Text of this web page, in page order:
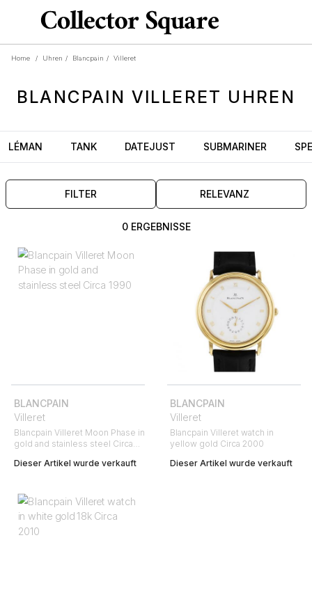
Home / Uhren / Blancpain / Villeret
BLANCPAIN VILLERET UHREN
LÉMAN TANK DATEJUST SUBMARINER
FILTER RELEVANZ
0 ERGEBNISSE
BLANCPAIN
Villeret
Blancpain Villeret Moon Phase in
gold and stainless steel Circa
Dieser Artikel wurde verkauft
BLANCPAIN
Villeret
Blancpain Villeret watch in
yellow gold Circa 2000
Dieser Artikel wurde verkauft